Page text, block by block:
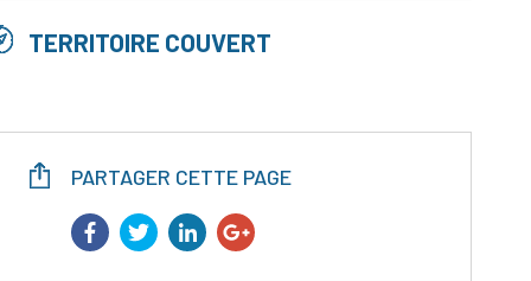
TERRITOIRE COUVERT
PARTAGER CETTE PAGE